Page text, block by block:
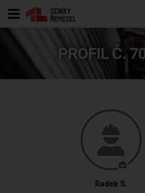
PROFIL Č.
Radek S.